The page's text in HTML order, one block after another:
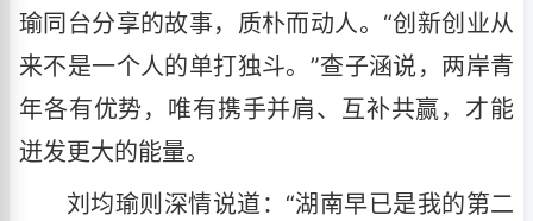
瑜同台分享的故事，质朴而动人。“创新创业从
来不是一个人的单打独斗。”查子涵说，两岸青
年各有优势，唯有携手并肩、互补共赢，才能
迸发更大的能量。
刘均瑜则深情说道：“湖南早已是我的第二